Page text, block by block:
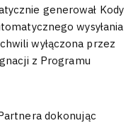
generował Kody
wysyłania
wyłączona przez
z Programu
dokonując